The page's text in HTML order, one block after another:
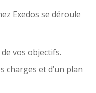
Exedos se déroule
vos objectifs.
charges et d’un plan